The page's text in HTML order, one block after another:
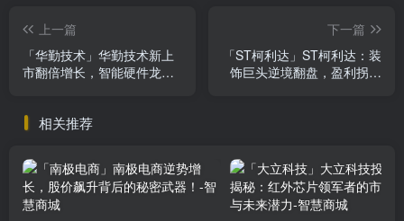
上一篇
「华勤技术」华勤技术新上
市翻倍增长，智能硬件龙头
下一篇
「ST柯利达」ST柯利达：装
饰巨头逆境翻盘，盈利拐点
相关推荐